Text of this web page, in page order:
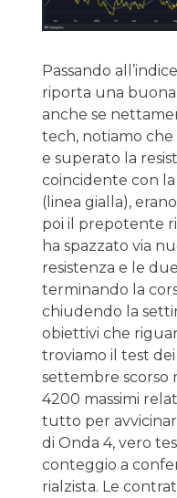
Passando all’indice
riporta una
anche se
tech, notiamo
e superato la
coincidente con la
(linea gialla),
poi il prepotente
ha spazzato via
resistenza e le
terminando la
chiudendo la
obiettivi che
troviamo il test dei
settembre scorso
4200 massimi
tutto per
di Onda 4, vero
conteggio a
rialzista. Le